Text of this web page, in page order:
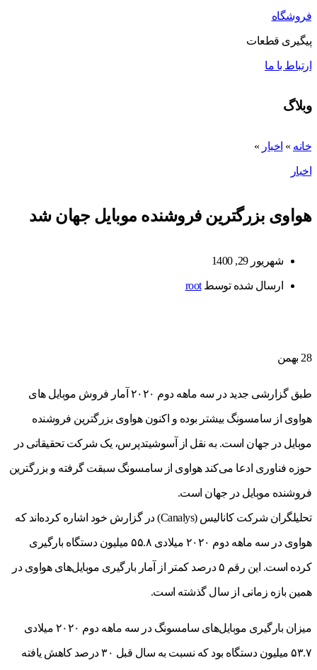
فروشگاه
پیگیری قطعات
ارتباط با ما
وبلاگ
خانه » اخبار »
اخبار
هواوی بزرگترین فروشنده موبایل جهان شد
شهریور 29, 1400
ارسال شده توسطroot
28 بهمن
طبق گزارشی جدید در سه ماهه دوم ۲۰۲۰ آمار فروش موبایل های
هواوی از سامسونگ بیشتر بوده و اکنون هواوی بزرگترین فروشنده
موبایل در جهان است. به نقل از آسوشیتدپرس، یک شرکت تحقیقاتی در
حوزه فناوری ادعا می‌کند هواوی از سامسونگ سبقت گرفته و بزرگترین
فروشنده موبایل در جهان است.
تحلیلگران شرکت کانالیس (Canalys) در گزارش خود اشاره کرده‌اند که
هواوی در سه ماهه دوم ۲۰۲۰ میلادی ۵۵.۸ میلیون دستگاه بارگیری
کرده است. این رقم ۵ درصد کمتر از آمار بارگیری موبایل‌های هواوی در
همین بازه زمانی از سال گذشته است.
میزان بارگیری موبایل‌های سامسونگ در سه ماهه دوم ۲۰۲۰ میلادی
۵۳.۷ میلیون دستگاه بود که نسبت به سال قبل ۳۰ درصد کاهش یافته